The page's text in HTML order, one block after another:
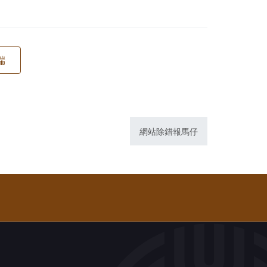
網站除錯報馬仔